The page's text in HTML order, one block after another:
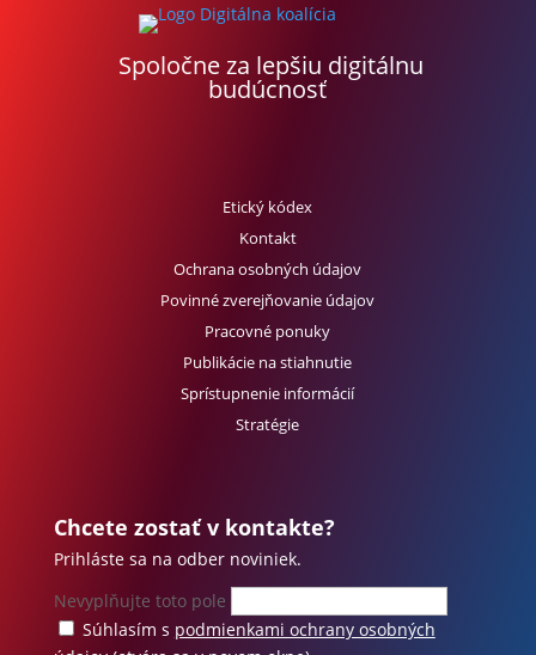
Spoločne za lepšiu digitálnu
budúcnosť
Etický kódex
Kontakt
Ochrana osobných údajov
Povinné zverejňovanie údajov
Pracovné ponuky
Publikácie na stiahnutie
Sprístupnenie informácií
Stratégie
Chcete zostať v kontakte?
Prihláste sa na odber noviniek.
Nevyplňujte toto pole
Súhlasím s podmienkami ochrany osobných